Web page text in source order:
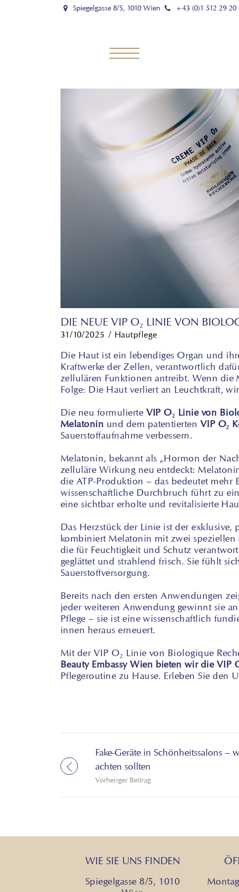
Spiegelgasse 8/5, 1010 Wien +43 (0)1 512 29 20
DIE NEUE VIP O₂ LINIE VON
31/10/2025 Hautpflege
Die Haut ist ein lebendiges Organ und
Kraftwerke der Zellen, verantwortlich
zellulären Funktionen antreibt. Wenn die
Folge: Die Haut verliert an Leuchtkraft,
Die neu formulierte VIP O₂ Linie von
Melatonin und dem patentierten VIP O₂
Sauerstoffaufnahme verbessern.
Melatonin, bekannt als „Hormon der
zelluläre Wirkung neu entdeckt:
die ATP-Produktion – das bedeutet mehr
wissenschaftliche Durchbruch führt zu
eine sichtbar erholte und revitalisierte
Das Herzstück der Linie ist der
kombiniert Melatonin mit zwei speziellen
die für Feuchtigkeit und Schutz
geglättet und strahlend frisch. Sie fühlt
Sauerstoffversorgung.
Bereits nach den ersten Anwendungen
jeder weiteren Anwendung gewinnt sie
Pflege – sie ist eine wissenschaftlich
innen heraus erneuert.
Mit der VIP O₂ Linie von Biologique
Beauty Embassy Wien bieten wir die VIP
Pflegeroutine zu Hause. Erleben Sie den
Fake-Geräte in Schönheitssalons –
achten sollten
Vorheriger Beitrag
WIE SIE UNS FINDEN
Spiegelgasse 8/5, 1010